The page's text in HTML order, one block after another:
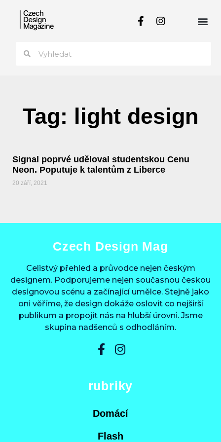
Tag: light design
Signal poprvé uděloval studentskou Cenu
Neon. Poputuje k talentům z Liberce
20 září, 2021
Czech Design Mag
Celistvý přehled a průvodce nejen českým
designem. Podporujeme nejen současnou českou
designovou scénu a začínající umělce. Stejně jako
oni věříme, že design dokáže oslovit co nejširší
publikum a propojit nás na hlubší úrovni. Jsme
skupina nadšenců s odhodláním.
rubriky
Domácí
Flash